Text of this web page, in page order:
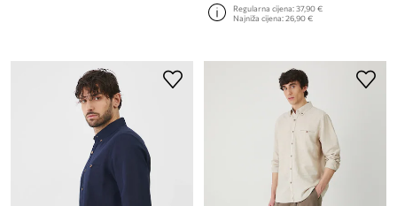
Regularna cijena:37,90 €
Najniža cijena:26,90 €